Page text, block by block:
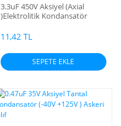
3.3uF 450V Aksiyel (Axial
)Elektrolitik Kondansatör
11,42 TL
SEPETE EKLE